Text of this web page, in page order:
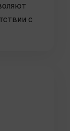
с